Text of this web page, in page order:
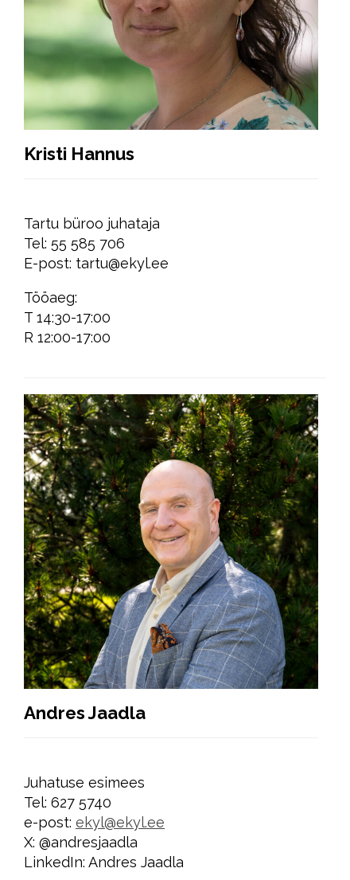
Kristi Hannus
Tartu büroo juhataja
Tel: 55 585 706
E-post: tartu@ekyl.ee
Tööaeg:
T 14:30-17:00
R 12:00-17:00
Andres Jaadla
Juhatuse esimees
Tel: 627 5740
e-post: ekyl@ekyl.ee
X: @andresjaadla
LinkedIn: Andres Jaadla